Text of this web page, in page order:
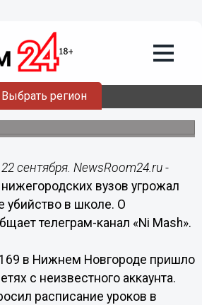
Выбрать регион
устроить массовое
Нижнего Новгорода
внимание понравившейся
сентября. NewsRoom24.ru -
вузов угрожал
убийство в школе. О
телеграм-канал «Ni Mash».
в Нижнем Новгороде пришло
с неизвестного аккаунта.
расписание уроков в